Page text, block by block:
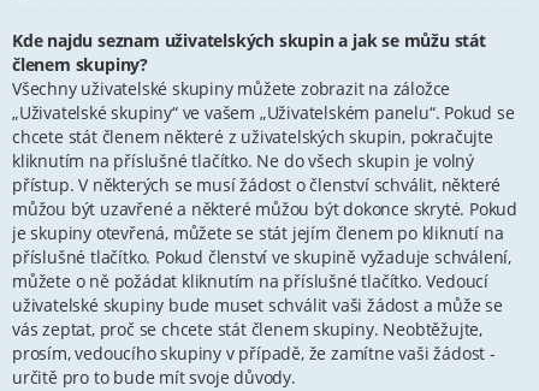
Kde najdu seznam uživatelských skupin a jak se můžu stát
členem skupiny?
Všechny uživatelské skupiny můžete zobrazit na záložce
„Uživatelské skupiny“ ve vašem „Uživatelském panelu“. Pokud se
chcete stát členem některé z uživatelských skupin, pokračujte
kliknutím na příslušné tlačítko. Ne do všech skupin je volný
přístup. V některých se musí žádost o členství schválit, některé
můžou být uzavřené a některé můžou být dokonce skryté. Pokud
je skupiny otevřená, můžete se stát jejím členem po kliknutí na
příslušné tlačítko. Pokud členství ve skupině vyžaduje schválení,
můžete o ně požádat kliknutím na příslušné tlačítko. Vedoucí
uživatelské skupiny bude muset schválit vaši žádost a může se
vás zeptat, proč se chcete stát členem skupiny. Neobtěžujte,
prosím, vedoucího skupiny v případě, že zamítne vaši žádost -
určitě pro to bude mít svoje důvody.